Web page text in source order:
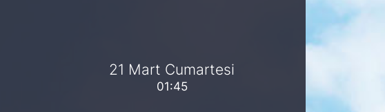
21 Mart Cumartesi
01:45